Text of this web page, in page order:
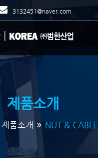
3132451@naver.com
제품소개
제품소개 NUT & CABLE